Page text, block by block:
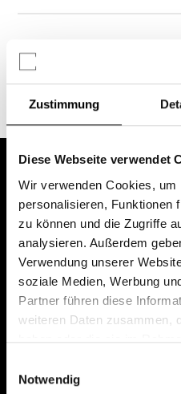
Zustimmung
Diese Webseite verwendet
Wir verwenden Cookies, um
personalisieren, Funktionen
zu können und die Zugriffe
analysieren. Außerdem
Verwendung unserer
soziale Medien, Werbung
Partner führen diese
weiteren Daten zusammen,
Notwendig
Chancen & Risiken
Das erste Depot in
0€ Ausgabeaufschlag